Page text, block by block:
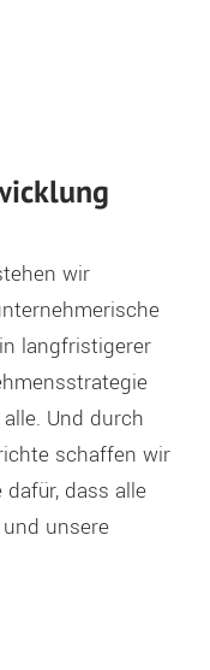
wir
langfristigerer
Und durch
schaffen wir
dass alle
unsere